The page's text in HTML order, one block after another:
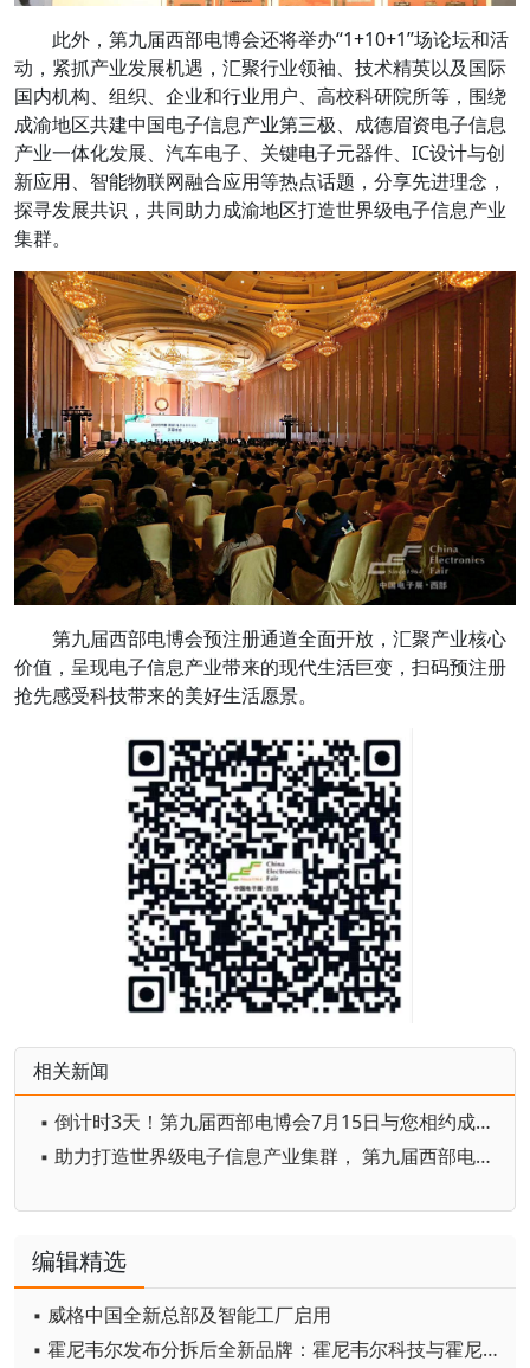
此外，第九届西部电博会还将举办“1+10+1”场论坛和活
动，紧抓产业发展机遇，汇聚行业领袖、技术精英以及国际
国内机构、组织、企业和行业用户、高校科研院所等，围绕
成渝地区共建中国电子信息产业第三极、成德眉资电子信息
产业一体化发展、汽车电子、关键电子元器件、IC设计与创
新应用、智能物联网融合应用等热点话题，分享先进理念，
探寻发展共识，共同助力成渝地区打造世界级电子信息产业
集群。
第九届西部电博会预注册通道全面开放，汇聚产业核心
价值，呈现电子信息产业带来的现代生活巨变，扫码预注册
抢先感受科技带来的美好生活愿景。
相关新闻
▪ 倒计时3天！第九届西部电博会7月15日与您相约成都
▪ 助力打造世界级电子信息产业集群， 第九届西部电博会蓄势待发
编辑精选
▪ 威格中国全新总部及智能工厂启用
▪ 霍尼韦尔发布分拆后全新品牌：霍尼韦尔科技与霍尼韦尔航空航天